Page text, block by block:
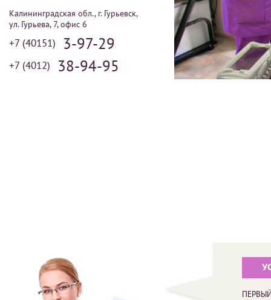
Калининградская обл., г. Гурьевск,
ул. Гурьева, 7, офис 6
+7 (40151) 3-97-29
+7 (4012) 38-94-95